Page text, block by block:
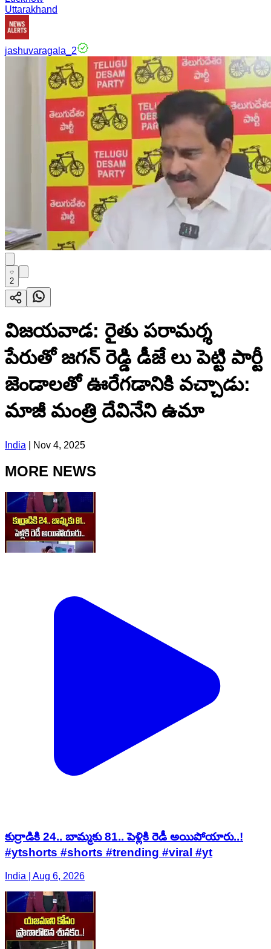
Uttarakhand
jashuvaragala_2
2
విజయవాడ: రైతు పరామర్శ
పేరుతో జగన్ రెడ్డి డీజే లు పెట్టి పార్టీ
జెండాలతో ఊరేగడానికి వచ్చాడు:
మాజీ మంత్రి దేవినేని ఉమా
India Nov 4, 2025
MORE NEWS
కుర్రాడికి 24.. బామ్మకు 81.. పెళ్లికి రెడీ అయిపోయారు..!
#ytshorts #shorts #trending #viral #yt
India | Aug 6, 2026